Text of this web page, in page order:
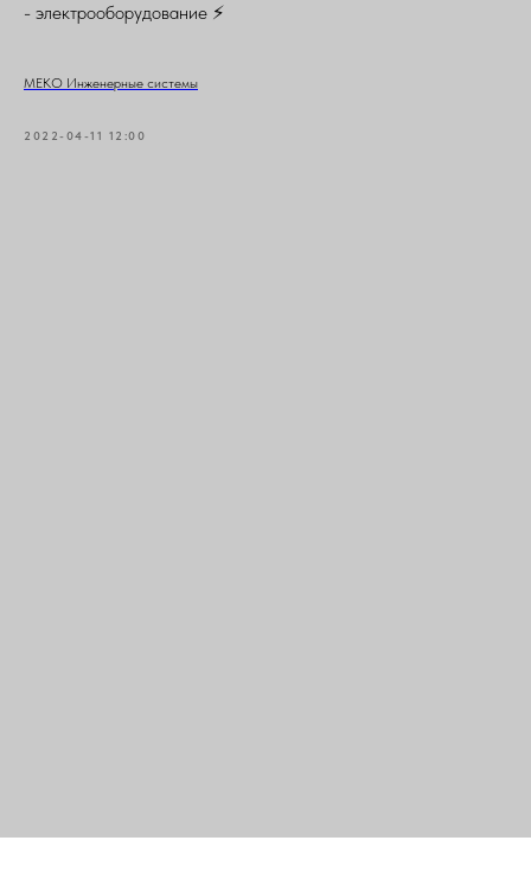
- электрооборудование ⚡
МЕКО Инженерные системы
2022-04-11 12:00